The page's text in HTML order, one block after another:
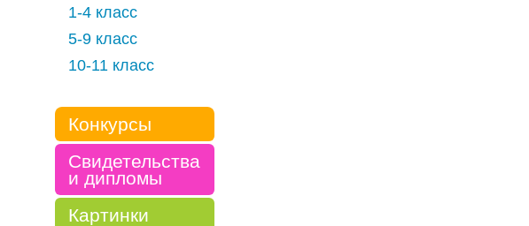
1-4 класс
5-9 класс
10-11 класс
Конкурсы
Свидетельства
и дипломы
Картинки